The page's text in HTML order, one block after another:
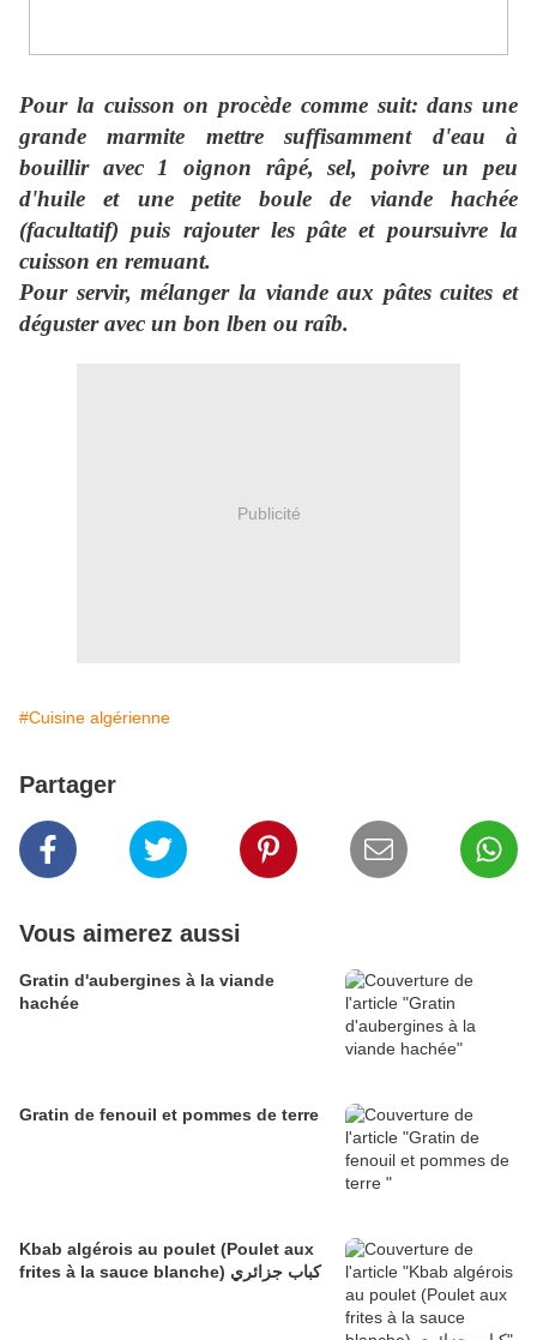
Pour la cuisson on procède comme suit: dans une
grande marmite mettre suffisamment d'eau à
bouillir avec 1 oignon râpé, sel, poivre un peu
d'huile et une petite boule de viande hachée
(facultatif) puis rajouter les pâte et poursuivre la
cuisson en remuant.
Pour servir, mélanger la viande aux pâtes cuites et
déguster avec un bon lben ou raîb.
Publicité
#Cuisine algérienne
Partager
Vous aimerez aussi
Gratin d'aubergines à la viande
hachée
Gratin de fenouil et pommes de terre
Kbab algérois au poulet (Poulet aux
frites à la sauce blanche) كباب جزائري